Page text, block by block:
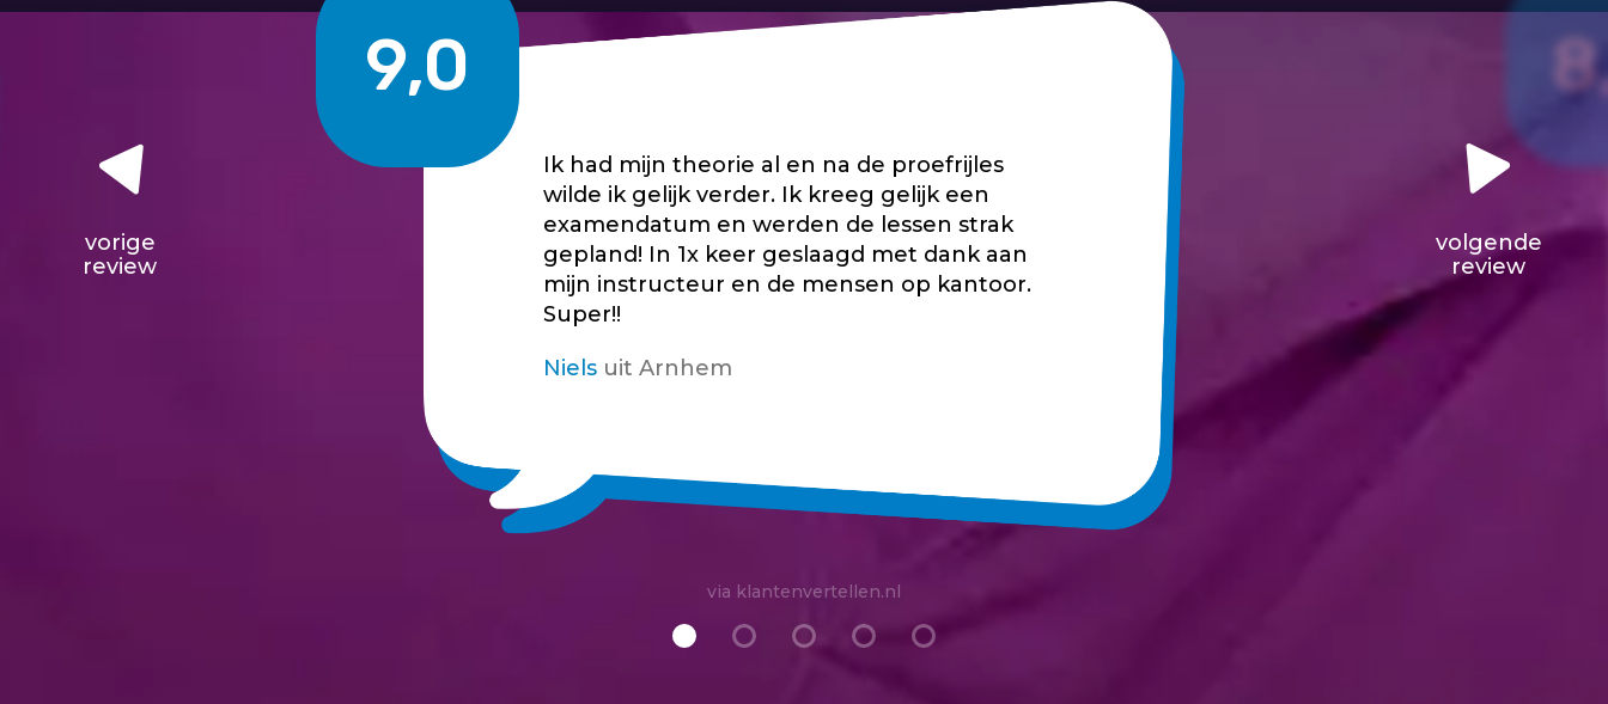
9,0
Ik had mijn theorie al en na de proefrijles
wilde ik gelijk verder. Ik kreeg gelijk een
examendatum en werden de lessen strak
gepland! In 1x keer geslaagd met dank aan
mijn instructeur en de mensen op kantoor.
Super!!
Niels uit Arnhem
vorige
review
volgende
review
via klantenvertellen.nl